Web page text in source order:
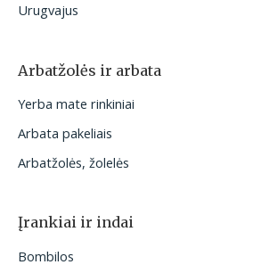
Urugvajus
Arbatžolės ir arbata
Yerba mate rinkiniai
Arbata pakeliais
Arbatžolės, žolelės
Įrankiai ir indai
Bombilos